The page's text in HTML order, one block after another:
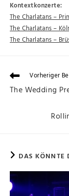
Kontextkonzerte:
The Charlatans –
The Charlatans –
The Charlatans –
Vorheriger
The Wedding
DAS KÖNNTE